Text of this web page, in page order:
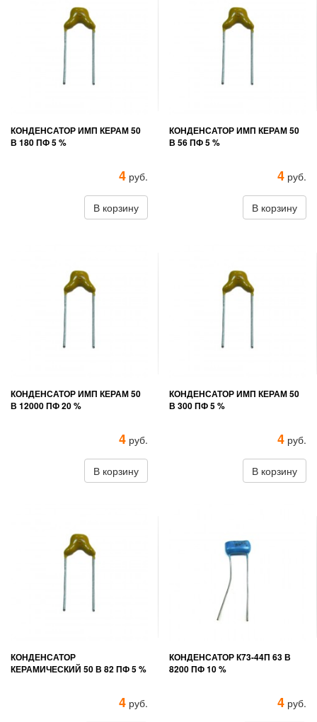
КОНДЕНСАТОР ИМП КЕРАМ 50
В 180 ПФ 5 %
4 руб.
В корзину
КОНДЕНСАТОР ИМП КЕРАМ 50
В 56 ПФ 5 %
4 руб.
В корзину
КОНДЕНСАТОР ИМП КЕРАМ 50
В 12000 ПФ 20 %
4 руб.
В корзину
КОНДЕНСАТОР ИМП КЕРАМ 50
В 300 ПФ 5 %
4 руб.
В корзину
КОНДЕНСАТОР
КЕРАМИЧЕСКИЙ 50 В 82 ПФ 5 %
4 руб.
КОНДЕНСАТОР К73-44П 63 В
8200 ПФ 10 %
4 руб.